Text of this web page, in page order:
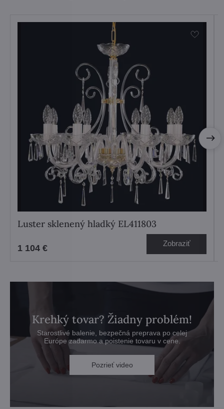
Luster sklenený hladký EL411803
1 104 € Zobraziť
Krehký tovar? Žiadny problém!
Starostlivé balenie, bezpečná preprava po celej
Európe zadarmo a poistenie tovaru v cene.
Pozrieť video